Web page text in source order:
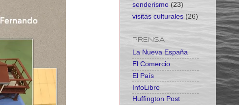
senderismo (23)
visitas culturales (26)
PRENSA
La Nueva España
El Comercio
El País
InfoLibre
Huffington Post